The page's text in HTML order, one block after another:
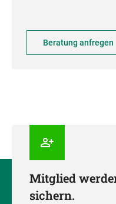
Beratung anfregen
Mitglied
sichern.